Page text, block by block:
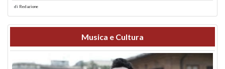
di Redazione
Musica e Cultura